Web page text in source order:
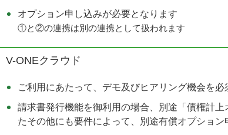
オプション申し込みが必要となります
①と②の連携は別の連携として扱われます
V-ONEクラウド
ご利用にあたって、デモ及びヒアリング機会を必
請求書発行機能を御利用の場合、別途「債権計
たその他にも要件によって、別途有償オプション